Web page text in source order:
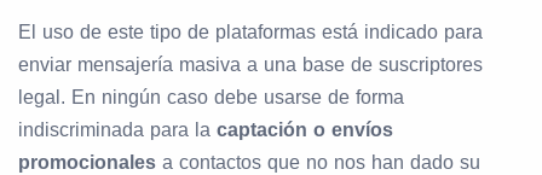
El uso de este tipo de plataformas está indicado para
enviar mensajería masiva a una base de suscriptores
legal. En ningún caso debe usarse de forma
indiscriminada para la captación o envíos
promocionales a contactos que no nos han dado su